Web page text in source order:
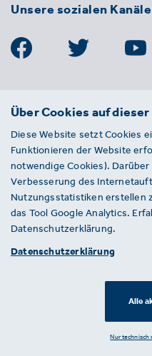
Unsere sozialen Kanäle
BDE
Entsorgungs-, Wasser- und
Kreislaufwirtschaft e. V.
Von-der-Heydt-Straße 2
D 10785 Berlin
Sie haben einen Fehler auf
gefunden? Ihnen ist ein
aufgefallen? Wir freuen uns
Über Cookies auf
Diese Website setzt Cookies
Funktionieren der Website
notwendige Cookies).
Verbesserung des
Nutzungsstatistiken erstellen
das Tool Google Analytics.
Datenschutzerklärung.
Datenschutzerklärung
Alle
Nur technisch